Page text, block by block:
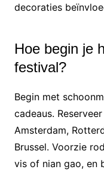
decoraties
Hoe begin je
festival?
Begin met
cadeaus.
Amsterdam,
Brussel. Voorzie
vis of nian gao, en